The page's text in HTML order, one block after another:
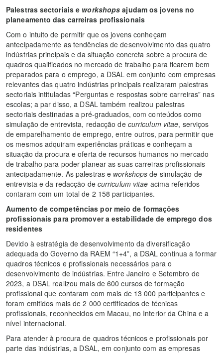
Palestras sectoriais e workshops ajudam os jovens no
planeamento das carreiras profissionais
Com o intuito de permitir que os jovens conheçam
antecipadamente as tendências de desenvolvimento das quatro
indústrias principais e da situação concreta sobre a procura de
quadros qualificados no mercado de trabalho para ficarem bem
preparados para o emprego, a DSAL em conjunto com empresas
relevantes das quatro indústrias principais realizaram palestras
sectoriais intituladas “Perguntas e respostas sobre carreiras” nas
escolas; a par disso, a DSAL também realizou palestras
sectoriais destinadas a pré-graduados, com conteúdos como
simulação de entrevista, redacção de curriculum vitae, serviços
de emparelhamento de emprego, entre outros, para permitir que
os mesmos adquiram experiências práticas e conheçam a
situação da procura e oferta de recursos humanos no mercado
de trabalho para poder planear as suas carreiras profissionais
antecipadamente. As palestras e workshops de simulação de
entrevista e da redacção de curriculum vitae acima referidos
contaram com um total de 2 158 participantes.
Aumento de competências por meio de formações
profissionais para promover a estabilidade de emprego dos
residentes
Devido à estratégia de desenvolvimento da diversificação
adequada do Governo da RAEM “1+4”, a DSAL continua a formar
quadros técnicos e profissionais necessários para o
desenvolvimento de indústrias. Entre Janeiro e Setembro de
2023, a DSAL realizou mais de 600 cursos de formação
profissional que contaram com mais de 13 000 participantes e
foram emitidos mais de 2 000 certificados de técnicas
profissionais, reconhecidos em Macau, no Interior da China e a
nível internacional.
Para atender à procura de quadros técnicos e profissionais por
parte das indústrias, a DSAL, em conjunto com as empresas